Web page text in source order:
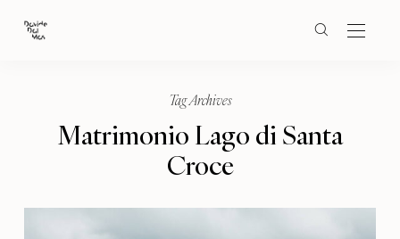
Tag Archives
Matrimonio Lago di Santa
Croce